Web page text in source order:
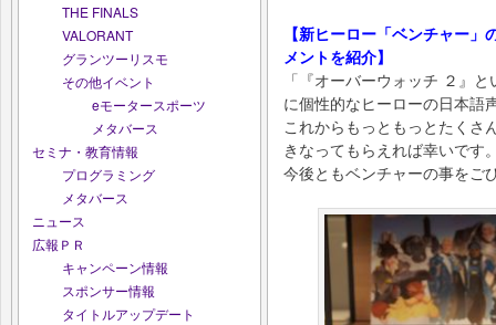
THE FINALS
VALORANT
グランツーリスモ
その他イベント
eモータースポーツ
メタバース
セミナ・教育情報
プログラミング
メタバース
ニュース
広報ＰＲ
キャンペーン情報
スポンサー情報
タイトルアップデート
【新ヒーロー「ベンチャー
メントを紹介】
「『オーバーウォッチ ２』
に個性的なヒーローの日本語
これからもっともっとたくさ
きなってもらえれば幸いです
今後ともベンチャーの事をご